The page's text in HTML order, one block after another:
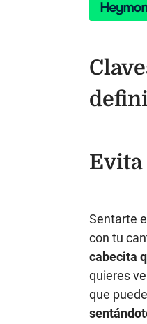
Evita
Sentarte
con tu
cabecita
quieres
que